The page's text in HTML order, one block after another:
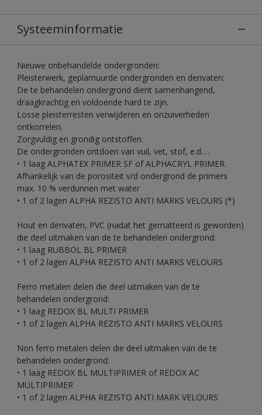
Systeeminformatie
Nieuwe onbehandelde ondergronden:
Pleisterwerk, geplamuurde ondergronden en derivaten:
De te behandelen ondergrond dient samenhangend,
draagkrachtig en voldoende hard te zijn.
Losse pleisterresten verwijderen en onzuiverheden
ontkorrelen.
Zorgvuldig en grondig ontstoffen.
De ondergronden ontdoen van vuil, vet, stof, e.d.…
• 1 laag ALPHATEX PRIMER SF of ALPHACRYL PRIMER.
Afhankelijk van de porositeit v/d ondergrond de primers
max. 10 % verdunnen met water
• 1 of 2 lagen ALPHA REZISTO ANTI MARKS VELOURS (*)
Hout en derivaten, PVC (nadat het gematteerd is geworden)
die deel uitmaken van de te behandelen ondergrond:
• 1 laag RUBBOL BL PRIMER
• 1 of 2 lagen ALPHA REZISTO ANTI MARKS VELOURS
Ferro metalen delen die deel uitmaken van de te
behandelen ondergrond:
• 1 laag REDOX BL MULTI PRIMER
• 1 of 2 lagen ALPHA REZISTO ANTI MARKS VELOURS
Non ferro metalen delen die deel uitmaken van de te
behandelen ondergrond:
• 1 laag REDOX BL MULTIPRIMER of REDOX AC
MULTIPRIMER
• 1 of 2 lagen ALPHA REZISTO ANTI MARK VELOURS